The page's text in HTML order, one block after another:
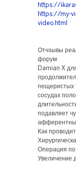
https://
https://my-
video.html
Отчзывы
форум
Damian X
пещеристых
сосудах
подавляет
Как
Операция по
Увеличение